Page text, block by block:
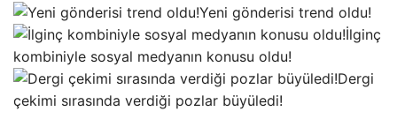
Yeni gönderisi trend oldu!
İlginç
kombiniyle sosyal medyanın konusu oldu!
Dergi
çekimi sırasında verdiği pozlar büyüledi!